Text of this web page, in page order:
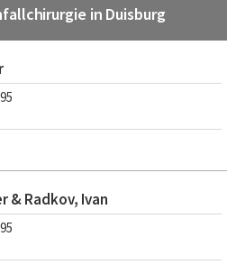
in Duisburg
& Radkov, Ivan